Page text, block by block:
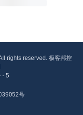
rights reserved. 极客邦控
- 5
号